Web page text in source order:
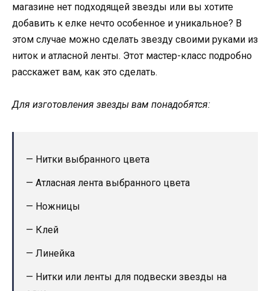
магазине нет подходящей звезды или вы хотите
добавить к елке нечто особенное и уникальное? В
этом случае можно сделать звезду своими руками из
ниток и атласной ленты. Этот мастер-класс подробно
расскажет вам, как это сделать.
Для изготовления звезды вам понадобятся:
— Нитки выбранного цвета
— Атласная лента выбранного цвета
— Ножницы
— Клей
— Линейка
— Нитки или ленты для подвески звезды на